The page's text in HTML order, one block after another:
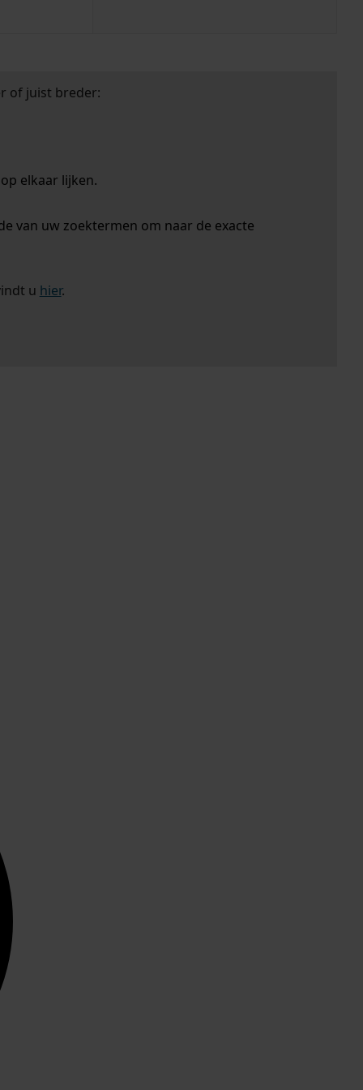
of juist breder:
elkaar lijken.
van uw zoektermen om naar de exacte
u hier.